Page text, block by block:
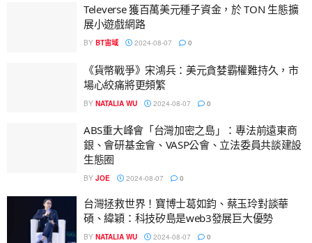
Televerse 獲百萬美元種子資金，於 TON 生態擴
展小遊戲網路
BY BT宙域 2024-08-07 0
《貨幣戰爭》宋鴻兵：美元貪婪霸權難持久，市
場心絞痛將更頻繁
BY NATALIA WU 2024-08-07 0
ABS重大峰會「台灣加密之島」：專法前遠東商
銀、會研基金會、VASP公會、立法委員共談建設
生態圈
BY JOE 2024-08-07 0
台灣拯救世界！寶博士葛如鈞、蔡玉玲對談華
碩、緯穎：科技矽島是web3發展巨大優勢
BY NATALIA WU 2024-08-07 0